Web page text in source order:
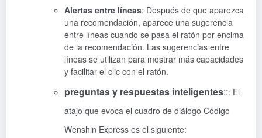
Alertas entre líneas: Después de que aparezca
una recomendación, aparece una sugerencia
entre líneas cuando se pasa el ratón por encima
de la recomendación. Las sugerencias entre
líneas se utilizan para mostrar más capacidades
y facilitar el clic con el ratón.
preguntas y respuestas inteligentes::: El
atajo que evoca el cuadro de diálogo Código
Wenshin Express es el siguiente: